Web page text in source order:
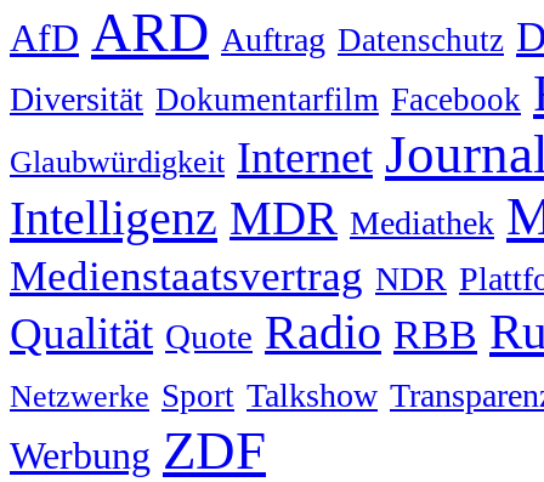
AfD ARD Auftrag Datenschutz
Diversität Dokumentarfilm Facebook
Glaubwürdigkeit Internet
Intelligenz MDR Mediathek
Medienstaatsvertrag NDR
Qualität Quote Radio RBB
Netzwerke Sport Talkshow
Werbung ZDF